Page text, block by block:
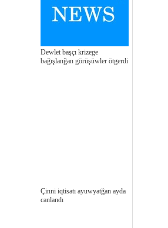
Dewlet başçı krizege
bağışlanğan görüşüwler ötgerdi
Çinni iqtisatı ayuwyatğan ayda
canlandı